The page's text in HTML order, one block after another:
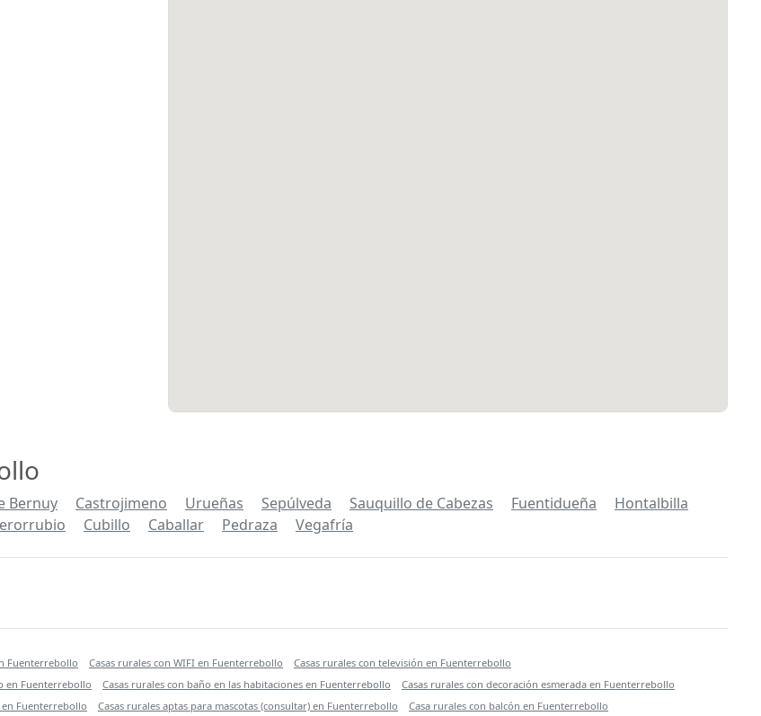
Bernuy Castrojimeno Urueñas Sepúlveda Sauquillo de Cabezas Fuentidueña
Hontalbilla
Cubillo Caballar Pedraza Vegafría
Fuenterrebollo Casas rurales con WIFI en Fuenterrebollo
Casas rurales con televisión en Fuenterrebollo
en Fuenterrebollo Casas rurales con baño en las habitaciones en Fuenterrebollo
Casas rurales con decoración esmerada en Fuenterrebollo
Fuenterrebollo Casas rurales aptas para mascotas (consultar) en Fuenterrebollo
Casa rurales con balcón en Fuenterrebollo